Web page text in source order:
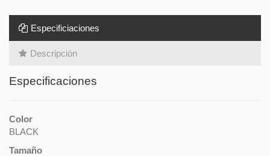
Especificiaciones
Descripción
Especificaciones
Color
BLACK
Tamaño